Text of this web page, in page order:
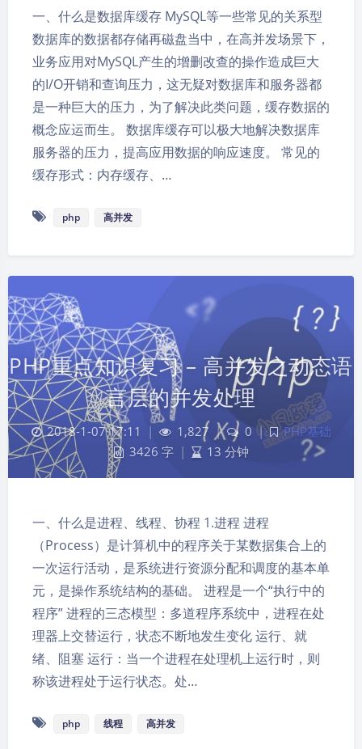
一、什么是数据库缓存 MySQL等一些常见的关系型
数据库的数据都存储再磁盘当中，在高并发场景下，
业务应用对MySQL产生的增删改查的操作造成巨大
的I/O开销和查询压力，这无疑对数据库和服务器都
是一种巨大的压力，为了解决此类问题，缓存数据的
概念应运而生。 数据库缓存可以极大地解决数据库
服务器的压力，提高应用数据的响应速度。 常见的
缓存形式：内存缓存、…
php 高并发
PHP重点知识复习 – 高并发之动态语
言层的并发处理
2018-1-07 17:11 1,827 | 0 |
PHP基础
3426 字
13 分钟
一、什么是进程、线程、协程 1.进程 进程
（Process）是计算机中的程序关于某数据集合上的
一次运行活动，是系统进行资源分配和调度的基本单
元，是操作系统结构的基础。 进程是一个“执行中的
程序” 进程的三态模型：多道程序系统中，进程在处
理器上交替运行，状态不断地发生变化 运行、就
绪、阻塞 运行：当一个进程在处理机上运行时，则
称该进程处于运行状态。处…
php 线程 高并发